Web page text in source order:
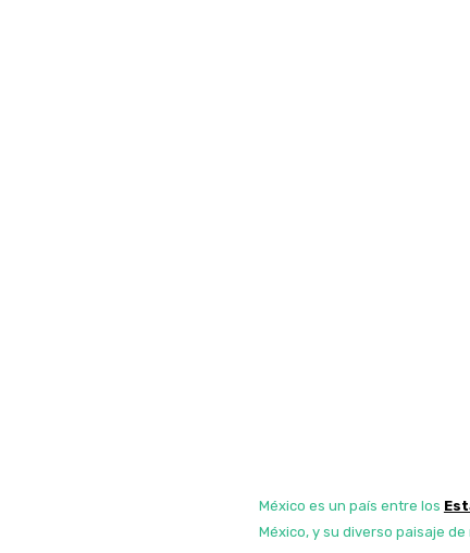
México es un país entre los
México, y su diverso paisaje